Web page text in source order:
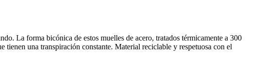
La forma bicónica de estos muelles de acero, tratados térmicamente a 300
una transpiración constante. Material reciclable y respetuosa con el